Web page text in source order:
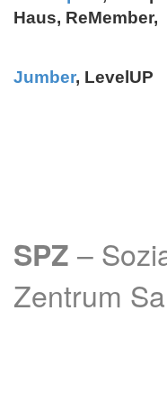
Haus, ReMember,
Jumber, LevelUP
SPZ –
Zentrum